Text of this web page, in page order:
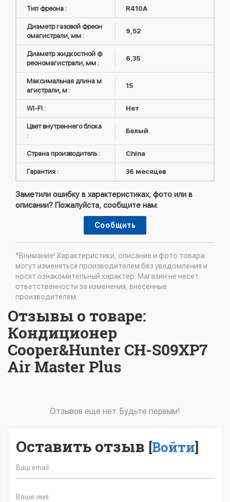
Тип фреона : R410А
Диаметр газовой фреон
омагистрали, мм :
9,52
Диаметр жидкостной ф
реономагистрали, мм :
6,35
Максимальная длина м
агистрали, м :
15
WI-FI : Нет
Цвет внутреннего блока
:
Белый
Страна производитель : China
Гарантия : 36 месяцев
Заметили ошибку в характеристиках, фото или в
описании? Пожалуйста, сообщите нам.
Сообщить
*Внимание! Характеристики, описание и фото товара
могут изменяться производителем без уведомления и
носят ознакомительный характер. Магазин не несет
ответственности за изменения, внесенные
производителем.
Отзывы о товаре:
Кондиционер
Cooper&Hunter CH-S09XP7
Air Master Plus
Отзывов еще нет. Будьте первым!
Оставить отзыв [Войти]